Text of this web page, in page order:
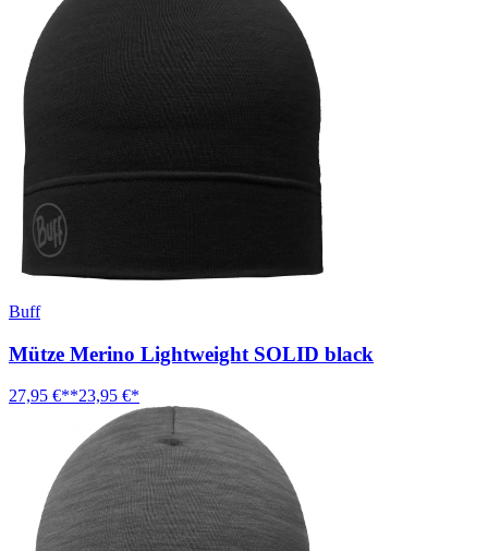
Buff
Mütze Merino Lightweight SOLID black
27,95 €**23,95 €*